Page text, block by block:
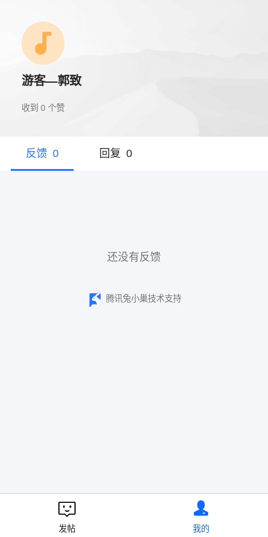
游客—郭致
收到 0个赞
反馈 0 回复 0
还没有反馈
腾讯兔小巢技术支持
发帖 我的